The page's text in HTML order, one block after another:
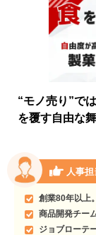
“モノ売り”で
を覆す自由な
人事
創業80年以上
商品開発チー
ジョブローテ